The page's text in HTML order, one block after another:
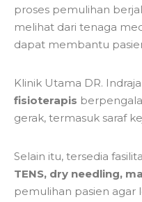
proses pemulihan
melihat dari tenaga
dapat membantu
Klinik Utama DR.
fisioterapis
gerak, termasuk saraf
Selain itu, tersedia
TENS, dry needling,
pemulihan pasien agar